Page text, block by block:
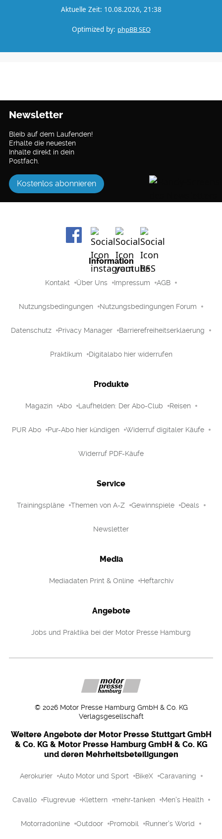
Aktuelle Zeit: 10.08.2026, 21:38
Optimized by: phpBB SEO
Newsletter
Bleib auf dem Laufenden!
Erhalte die neuesten
Inhalte direkt in dein
Postfach.
Kostenlos abonnieren
Information
Kontakt Über Uns Impressum AGB
Nutzungsbedingungen Nutzungsbedingungen Forum
Datenschutz Privacy Manager Barrierefreiheitserklaerung
Praktikum Digitalabo hier widerrufen
Produkte
Magazin Abo Laufhelden: Der Abo-Club Reisen
PUR Abo Pur-Abo hier kündigen Widerruf digitaler Käufe
Widerruf PDF-Käufe
Service
Trainingspläne Themen von A-Z Gewinnspiele Deals
Newsletter
Media
Mediadaten Print & Online Heftarchiv
Angebote
Jobs und Praktika bei der Motor Presse Hamburg
© 2026 Motor Presse Hamburg GmbH & Co. KG
Verlagsgesellschaft
Weitere Angebote der Motor Presse Stuttgart GmbH
& Co. KG & Motor Presse Hamburg GmbH & Co. KG
und deren Mehrheitsbeteiligungen
Aerokurier Auto Motor und Sport BikeX Caravaning
Cavallo Flugrevue Klettern mehr-tanken Men's Health
Motorradonline Outdoor Promobil Runner's World